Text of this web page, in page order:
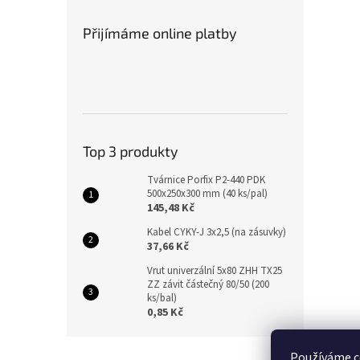
Přijímáme online platby
Top 3 produkty
Tvárnice Porfix P2-440 PDK
500x250x300 mm (40 ks/pal)
145,48 Kč
Kabel CYKY-J 3x2,5 (na zásuvky)
37,66 Kč
Vrut univerzální 5x80 ZHH TX25
ZZ závit částečný 80/50 (200
ks/bal)
0,85 Kč